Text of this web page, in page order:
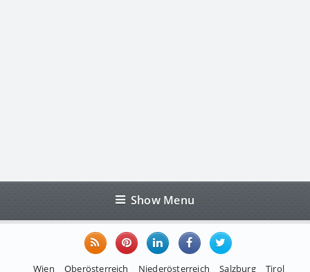
Show Menu
Wien Oberösterreich Niederösterreich Salzburg
Tirol